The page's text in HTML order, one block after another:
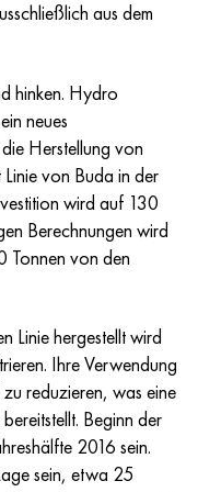
aus dem
hinken. Hydro
neues
Herstellung von
von Buda in der
wird auf 130
Berechnungen wird
Tonnen von den
Linie hergestellt wird
Ihre Verwendung
reduzieren, was eine
Beginn der
2016 sein.
sein, etwa 25